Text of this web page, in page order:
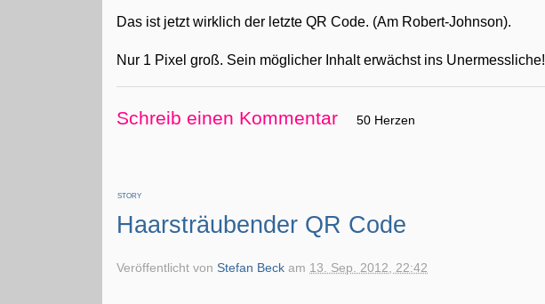
Das ist jetzt wirklich der letzte QR Code. (Am Robert-Johnson).
Nur 1 Pixel groß. Sein möglicher Inhalt erwächst ins Unermessliche!
Schreib einen Kommentar 50 Herzen
STORY
Haarsträubender QR Code
Veröffentlicht vonStefan Beck am 13. Sep. 2012, 22:42